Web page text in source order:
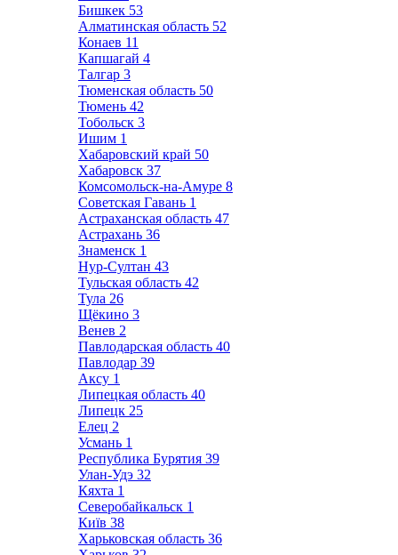
Бишкек 53
Алматинская область 52
Конаев 11
Капшагай 4
Талгар 3
Тюменская область 50
Тюмень 42
Тобольск 3
Ишим 1
Хабаровский край 50
Хабаровск 37
Комсомольск-на-Амуре 8
Советская Гавань 1
Астраханская область 47
Астрахань 36
Знаменск 1
Нур-Султан 43
Тульская область 42
Тула 26
Щёкино 3
Венев 2
Павлодарская область 40
Павлодар 39
Аксу 1
Липецкая область 40
Липецк 25
Елец 2
Усмань 1
Республика Бурятия 39
Улан-Удэ 32
Кяхта 1
Северобайкальск 1
Київ 38
Харьковская область 36